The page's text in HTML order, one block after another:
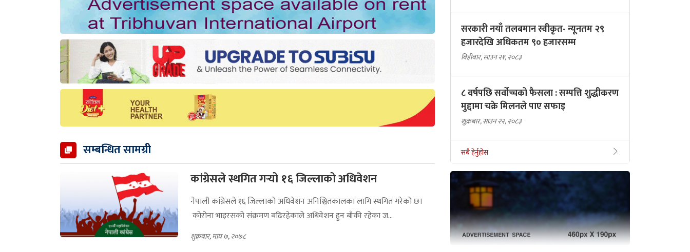
सम्बन्धित सामग्री
कांग्रेसले स्थगित गर्‍यो १६ जिल्लाको अधिवेशन
नेपाली कांग्रेसले १६ जिल्लाको अधिवेशन अनिश्चितकालका लागि स्थगित गरेको छ।
कोरोना भाइरसको संक्रमण बढिरहेकाले अधिवेशन हुन बाँकी रहेका ज...
शुक्रबार, माघ ७, २०७८
सरकारी नयाँ तलबमान स्वीकृत- न्यूनतम २९
हजारदेखि अधिकतम ९० हजारसम्म
बिहीबार, साउन २१, २०८३
८ वर्षपछि सर्वोच्चको फैसला : सम्पत्ति शुद्धीकरण
मुद्दामा चक्रे मिलनले पाए सफाइ
शुक्रबार, साउन २२, २०८३
सबै हेर्नुहोस